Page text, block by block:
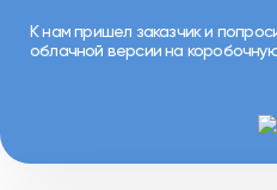
К нам пришел заказчик и
облачной версии на